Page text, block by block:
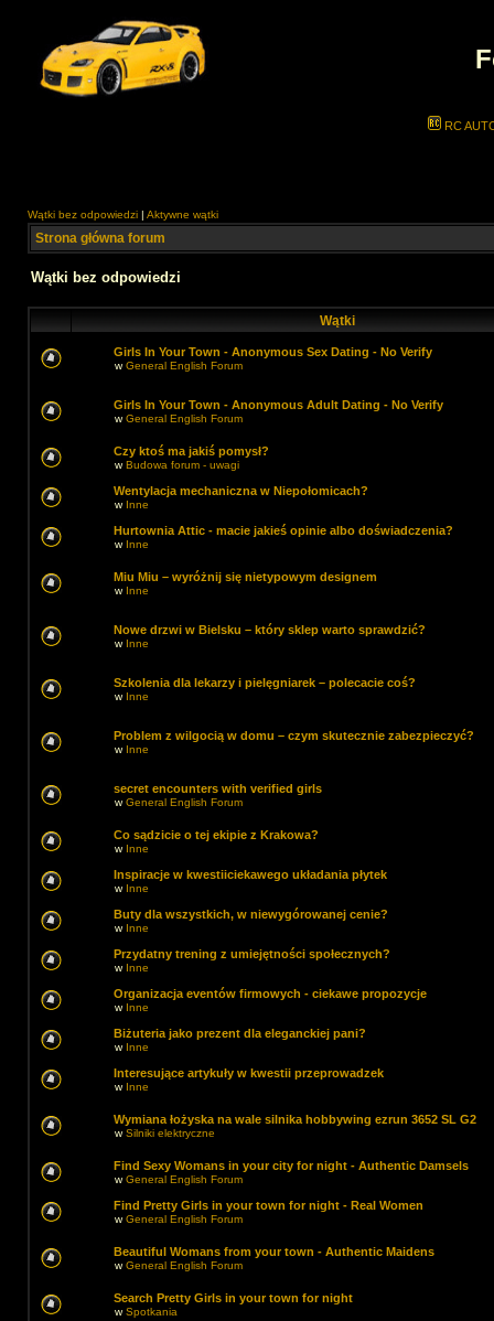
RC
Wątki bez odpowiedzi | Aktywne wątki
Strona główna forum
Wątki bez odpowiedzi
Wątki
Girls In Your Town - Anonymous Sex Dating - No Verify
wGeneral English Forum
Girls In Your Town - Anonymous Adult Dating - No Verify
wGeneral English Forum
Czy ktoś ma jakiś pomysł?
wBudowa forum - uwagi
Wentylacja mechaniczna w Niepołomicach?
w Inne
Hurtownia Attic - macie jakieś opinie albo doświadczenia?
w Inne
Miu Miu – wyróżnij się nietypowym designem
w Inne
Nowe drzwi w Bielsku – który sklep warto sprawdzić?
w Inne
Szkolenia dla lekarzy i pielęgniarek – polecacie coś?
w Inne
Problem z wilgocią w domu – czym skutecznie zabezpieczyć?
w Inne
secret encounters with verified girls
wGeneral English Forum
Co sądzicie o tej ekipie z Krakowa?
w Inne
Inspiracje w kwestiiciekawego układania płytek
w Inne
Buty dla wszystkich, w niewygórowanej cenie?
w Inne
Przydatny trening z umiejętności społecznych?
w Inne
Organizacja eventów firmowych - ciekawe propozycje
w Inne
Biżuteria jako prezent dla eleganckiej pani?
w Inne
Interesujące artykuły w kwestii przeprowadzek
w Inne
Wymiana łożyska na wale silnika hobbywing ezrun 3652 SL G2
wSilniki elektryczne
Find Sexy Womans in your city for night - Authentic Damsels
wGeneral English Forum
Find Pretty Girls in your town for night - Real Women
wGeneral English Forum
Beautiful Womans from your town - Authentic Maidens
wGeneral English Forum
Search Pretty Girls in your town for night
wSpotkania